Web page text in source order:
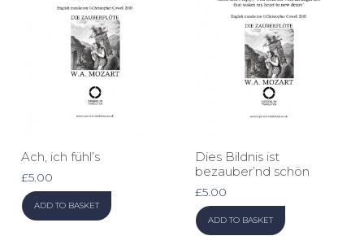
Ach, ich fühl’s
£5.00
ADD TO BASKET
Dies Bildnis ist
bezauber’nd schön
£5.00
ADD TO BASKET